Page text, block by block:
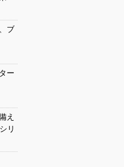
ブ
ー
え
リ